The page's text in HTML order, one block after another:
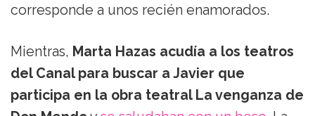
corresponde a unos recién enamorados.
Mientras, Marta Hazas acudía a los teatros
del Canal para buscar a Javier que
participa en la obra teatral La venganza de